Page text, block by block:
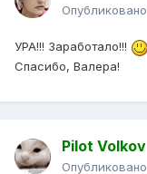
Опубликовано
УРА!!! Заработало!!!
Спасибо, Валера!
Pilot Volkov
Опубликовано